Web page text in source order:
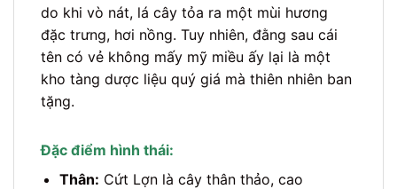
do khi vò nát, lá cây tỏa ra một mùi hương
đặc trưng, hơi nồng. Tuy nhiên, đằng sau cái
tên có vẻ không mấy mỹ miều ấy lại là một
kho tàng dược liệu quý giá mà thiên nhiên ban
tặng.
Đặc điểm hình thái:
Thân: Cứt Lợn là cây thân thảo, cao